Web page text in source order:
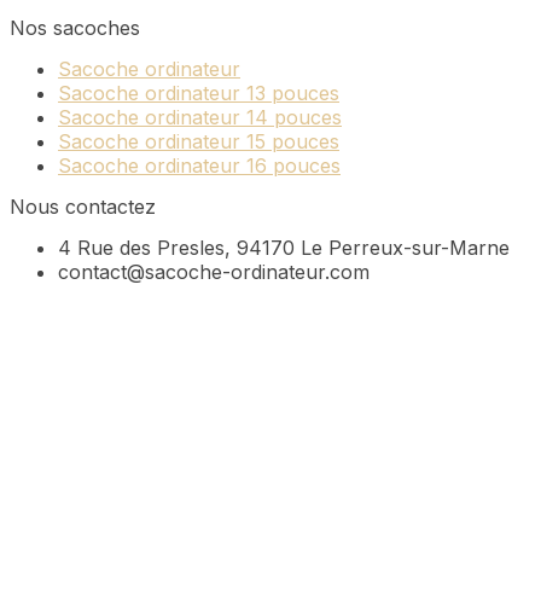
Nos sacoches
Sacoche ordinateur
Sacoche ordinateur 13 pouces
Sacoche ordinateur 14 pouces
Sacoche ordinateur 15 pouces
Sacoche ordinateur 16 pouces
Nous contactez
4 Rue des Presles, 94170 Le Perreux-sur-Marne
contact@sacoche-ordinateur.com